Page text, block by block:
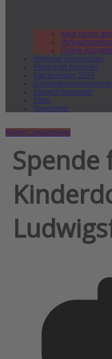
lokal.report
Verkaufsstellen
Online
Regional Rundschau
Wirtschaft.Kompakt
Karriereleiter 2026
Gesundheitswegweiser
Bürgerinformation
Shop
Newsletter
KinderLudwigsfelde
Spende